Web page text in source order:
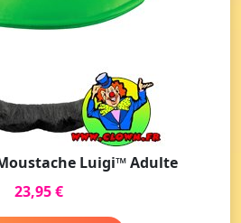
Luigi™ Adulte
23,95 €